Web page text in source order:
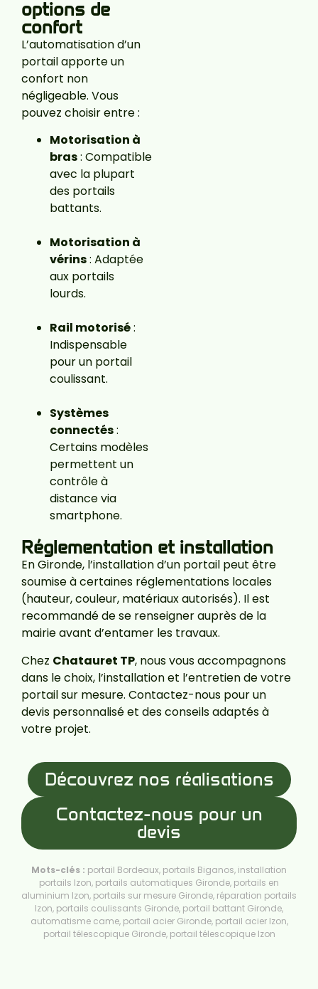
options de
confort
L’automatisation d’un
portail apporte un
confort non
négligeable. Vous
pouvez choisir entre :
Motorisation à
bras: Compatible
avec la plupart
des portails
battants.
Motorisation à
vérins: Adaptée
aux portails
lourds.
Rail motorisé:
Indispensable
pour un portail
coulissant.
Systèmes
connectés:
Certains modèles
permettent un
contrôle à
distance via
smartphone.
Réglementation et installation
En Gironde, l’installation d’un portail peut être
soumise à certaines réglementations locales
(hauteur, couleur, matériaux autorisés). Il est
recommandé de se renseigner auprès de la
mairie avant d’entamer les travaux.
Chez Chatauret TP, nous vous accompagnons
dans le choix, l’installation et l’entretien de votre
portail sur mesure. Contactez-nous pour un
devis personnalisé et des conseils adaptés à
votre projet.
Découvrez nos réalisations
Contactez-nous pour un
devis
Mots-clés : portail Bordeaux, portails Biganos, installation
portails Izon, portails automatiques Gironde, portails en
aluminium Izon, portails sur mesure Gironde, réparation portails
Izon, portails coulissants Gironde, portail battant Gironde,
automatisme came, portail acier Gironde, portail acier Izon,
portail télescopique Gironde, portail télescopique Izon